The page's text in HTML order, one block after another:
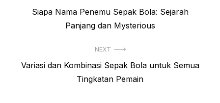
Previous
Siapa Nama Penemu Sepak Bola: Sejarah
Panjang dan Mysterious
NEXT
Next
Variasi dan Kombinasi Sepak Bola untuk Semua
Tingkatan Pemain